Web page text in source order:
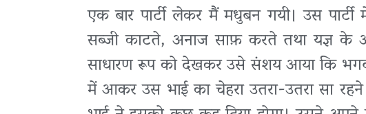
एक बार पार्टी लेकर मैं मधुबन गयी। उस
सब्जी काटते, अनाज साफ़ करते तथा यज्ञ के
साधारण रूप को देखकर उसे संशय आया कि
में आकर उस भाई का चेहरा उतरा-उतरा सा